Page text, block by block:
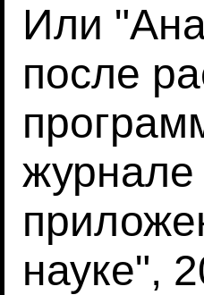
Или
после
журнале
науке",